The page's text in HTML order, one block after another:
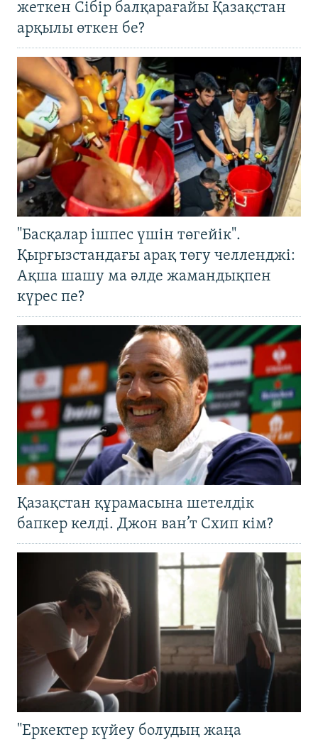
жеткен Сібір балқарағайы Қазақстан
арқылы өткен бе?
"Басқалар ішпес үшін төгейік".
Қырғызстандағы арақ төгу челленджі:
Ақша шашу ма әлде жамандықпен
күрес пе?
Қазақстан құрамасына шетелдік
бапкер келді. Джон ван’т Схип кім?
"Еркектер күйеу болудың жаңа